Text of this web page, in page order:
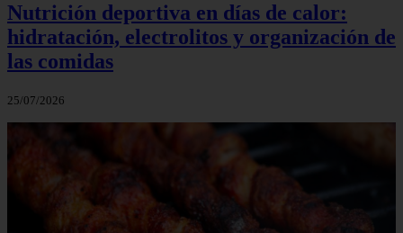
Nutrición deportiva en días de calor:
hidratación, electrolitos y organización de
las comidas
25/07/2026